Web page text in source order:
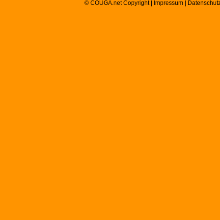
© COUGA.net Copyright | Impressum